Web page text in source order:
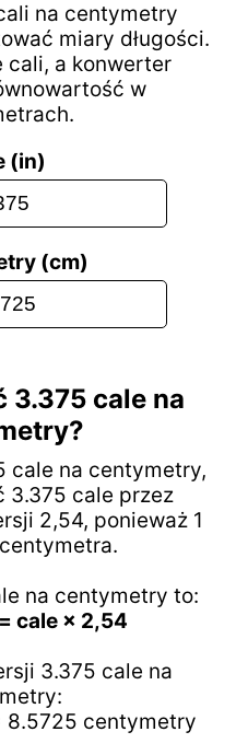
na centymetry
miary długości.
cali, a konwerter
w
(in)
(cm)
3.375 cale na
cale na centymetry,
3.375 cale przez
2,54, ponieważ 1
na centymetry to:
cale × 2,54
3.375 cale na
8.5725 centymetry